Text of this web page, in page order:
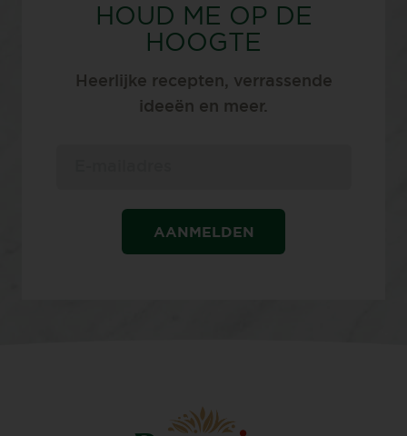
HOUD ME OP DE
HOOGTE
Heerlijke recepten, verrassende
ideeën en meer.
AANMELDEN